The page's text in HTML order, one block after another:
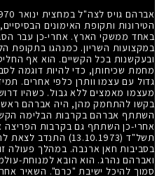
אברהם גויס לצה"ל במחצית ינואר
הטירונות ותקופת האימונים
באחד ממשקי הארץ. אחרי-כן עבר
במקצועות השריון. כמנהגו בתקופת
ובעקשנות בכל הקשיים. הוא אף
מחמת שכיחותן, כדי להיות דוגמה
גדול עם עצמו וותרן כלפי אחרים.
מעצמו מאמצים ללא גבול. כשהיו
בקשו להתחמק מהן, היה אברהם
השתתף אברהם בקרבות הבלימה
אחרי-כן השתתף גם בקרבות הפריצה
תשל"ד (13.10.1973)
התנדב לצאת
בסביבות חאן ארנבה. במהלך פעולה
ואברהם נהרג. הוא הובא למנוחת-
סמוך להיכל ישיבת "כרם". השאיר